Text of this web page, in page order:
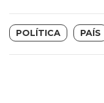
ES
CHANGUITO.COM.AR
Y
POLÍTICA PAÍS